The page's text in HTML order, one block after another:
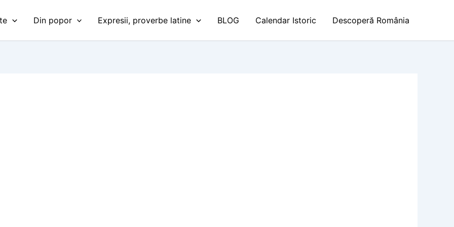
Din popor Expresii, proverbe latine BLOG Calendar Istoric Descoperă România